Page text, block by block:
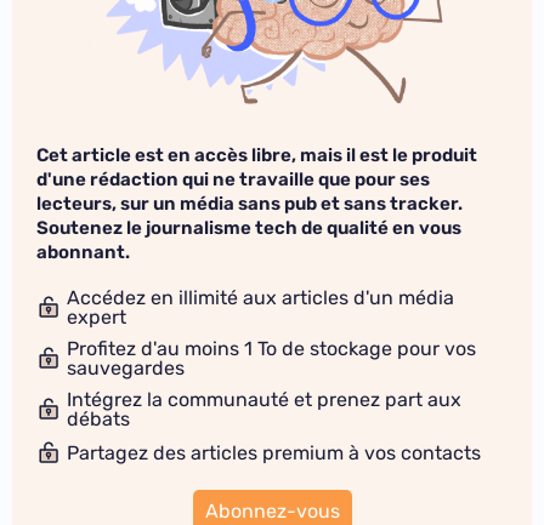
Cet article est en accès libre, mais il est le produit
d'une rédaction qui ne travaille que pour ses
lecteurs, sur un média sans pub et sans tracker.
Soutenez le journalisme tech de qualité en vous
abonnant.
Accédez en illimité aux articles d'un média
expert
Profitez d'au moins 1 To de stockage pour vos
sauvegardes
Intégrez la communauté et prenez part aux
débats
Partagez des articles premium à vos contacts
Abonnez-vous